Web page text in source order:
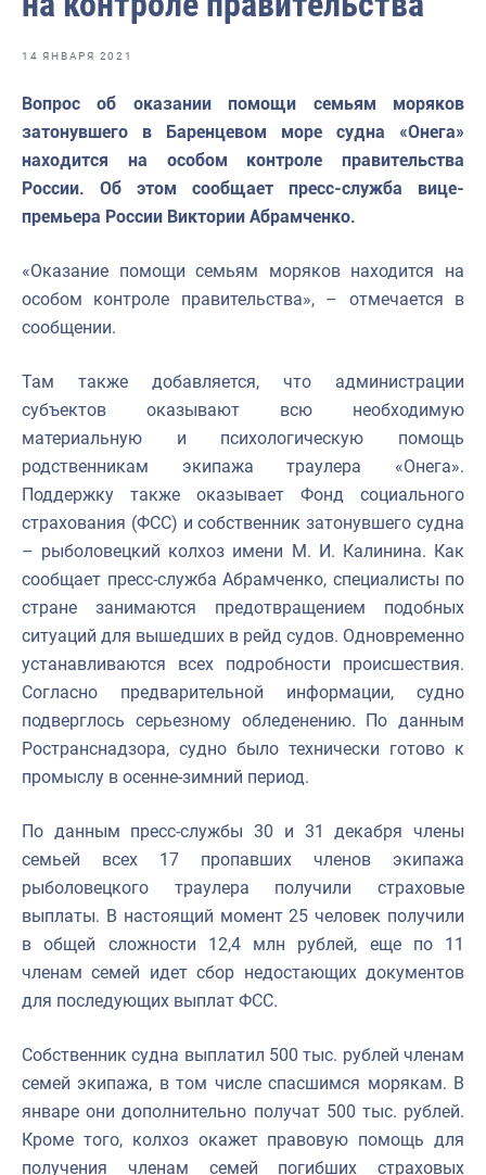
Отраслевые СМИ
Выставки и конференции
Научно-практическая литература
Рыбоохрана России
Отрасль в цифрах
Инфографика
Укрепление духовно-нравственных ценностей
14 ЯНВАРЯ 2021
Вопрос об оказании помощи семьям моряков
затонувшего в Баренцевом море судна «Онега»
находится на особом контроле правительства
России. Об этом сообщает пресс-служба вице-
премьера России Виктории Абрамченко.
«Оказание помощи семьям моряков находится на
особом контроле правительства», – отмечается в
сообщении.
Там также добавляется, что администрации
субъектов оказывают всю необходимую
материальную и психологическую помощь
родственникам экипажа траулера «Онега».
Поддержку также оказывает Фонд социального
страхования (ФСС) и собственник затонувшего судна
– рыболовецкий колхоз имени М. И. Калинина. Как
сообщает пресс-служба Абрамченко, специалисты по
стране занимаются предотвращением подобных
ситуаций для вышедших в рейд судов. Одновременно
устанавливаются всех подробности происшествия.
Согласно предварительной информации, судно
подверглось серьезному обледенению. По данным
Ространснадзора, судно было технически готово к
промыслу в осенне-зимний период.
По данным пресс-службы 30 и 31 декабря члены
семьей всех 17 пропавших членов экипажа
рыболовецкого траулера получили страховые
выплаты. В настоящий момент 25 человек получили
в общей сложности 12,4 млн рублей, еще по 11
членам семей идет сбор недостающих документов
для последующих выплат ФСС.
Собственник судна выплатил 500 тыс. рублей членам
семей экипажа, в том числе спасшимся морякам. В
январе они дополнительно получат 500 тыс. рублей.
Кроме того, колхоз окажет правовую помощь для
получения членам семей погибших страховых